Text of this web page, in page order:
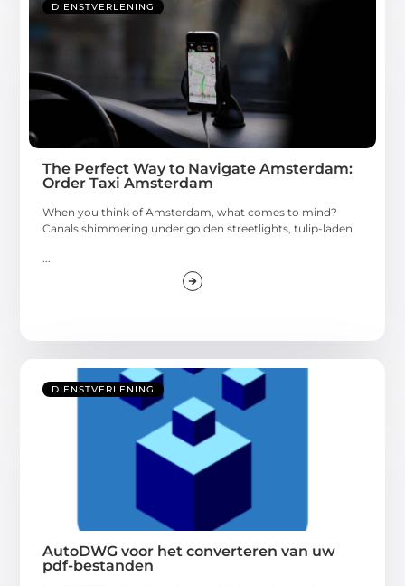
DIENSTVERLENING
The Perfect Way to Navigate Amsterdam:
Order Taxi Amsterdam
When you think of Amsterdam, what comes to mind?
Canals shimmering under golden streetlights, tulip-laden
DIENSTVERLENING
AutoDWG voor het converteren van uw
pdf-bestanden